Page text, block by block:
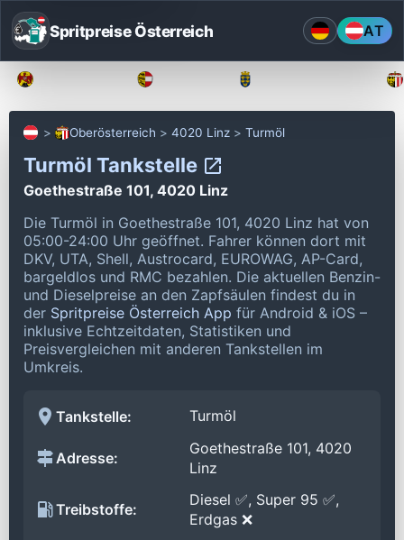
Spritpreise Österreich AT
Oberösterreich 4020 Linz Turmöl
Turmöl Tankstelle
Goethestraße 101, 4020 Linz
Die Turmöl in Goethestraße 101, 4020 Linz hat von
05:00-24:00 Uhr geöffnet. Fahrer können dort mit
DKV, UTA, Shell, Austrocard, EUROWAG, AP-Card,
bargeldlos und RMC bezahlen. Die aktuellen Benzin-
und Dieselpreise an den Zapfsäulen findest du in
der Spritpreise Österreich App für Android & iOS –
inklusive Echtzeitdaten, Statistiken und
Preisvergleichen mit anderen Tankstellen im
Umkreis.
Tankstelle: Turmöl
Adresse:
Goethestraße 101, 4020
Linz
Treibstoffe:
Diesel ✅, Super 95 ✅,
Erdgas ❌